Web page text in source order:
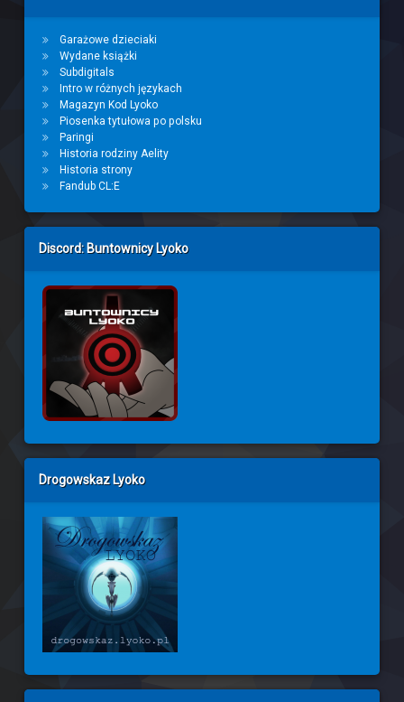
Garażowe dzieciaki
Wydane książki
Subdigitals
Intro w różnych językach
Magazyn Kod Lyoko
Piosenka tytułowa po polsku
Paringi
Historia rodziny Aelity
Historia strony
Fandub CL:E
Discord: Buntownicy Lyoko
Drogowskaz Lyoko